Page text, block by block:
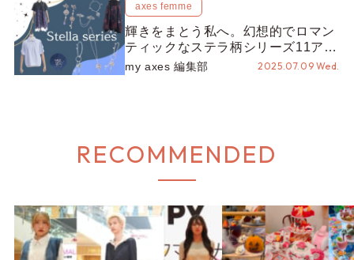
axes femme
輝きをまとう私へ。幻想的でロマン
ティックなステラ柄シリーズ11アイ
テムを一挙紹介！
my axes 編集部 2025.07.09 Wed.
RECOMMENDED